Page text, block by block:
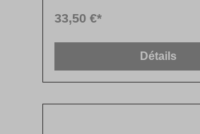
33,50 €*
Détails